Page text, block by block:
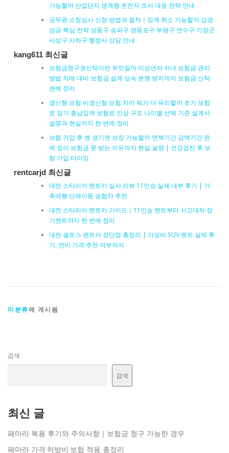
가능할까 산업단지 생계형 운전자 조사 대응 전략 안내
공무원 소청심사 신청 방법과 절차｜징계 취소 가능할까 감경
성공 핵심 전략 성동구 송파구 영등포구 부평구 연수구 기장군
사상구 사하구 행정사 상담 안내
kang611 최신글
보험금청구권신탁이란 무엇일까 미성년자 자녀 보험금 관리
방법 치매 대비 보험금 설계 상속 분쟁 방지까지 보험금 신탁
완벽 정리
갱신형 보험 비갱신형 보험 차이 뭐가 더 유리할까 초기 보험
료 장기 총납입액 보험료 인상 구조 나이별 선택 기준 설계사
설명과 현실까지 한 번에 정리
보험 가입 후 병 생기면 보장 가능할까 면책기간 감액기간 완
벽 정리 보험금 못 받는 이유까지 현실 설명 | 건강검진 후 보
험 가입 타이밍
rentcarjd 최신글
대전 스타리아 렌트카 실사 리뷰 11인승 실제 내부 후기 | 가
족여행 단체이동 승합차 추천
대전 스타리아 렌트카 가이드｜11인승 렌트부터 사고대차·장
기렌트까지 한 번에 정리
대전 셀토스 렌트카 장단점 총정리 | 가성비 SUV 렌트 실제 후
기, 연비·가격·추천 여부까지
미분류에 게시됨
검색
검색
최신 글
페마라 복용 후기와 주의사항｜보험금 청구 가능한 경우
페마라 가격·처방비·보험 적용 총정리